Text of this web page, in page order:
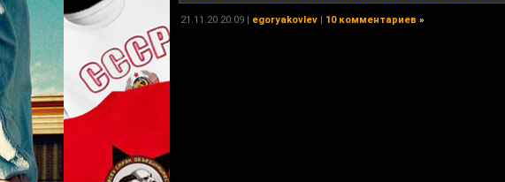
21.11.20 20:09 | egoryakovlev | 10 комментариев »